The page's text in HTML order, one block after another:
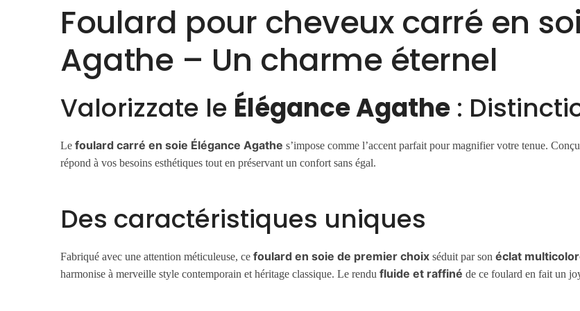
Foulard pour cheveux carré en
Agathe – Un charme éternel
Valorizzate le Élégance Agathe :
Lefoulard carré en soie Élégance Agathe s’impose comme l’accent parfait pour magnifier votre tenue.
répond à vos besoins esthétiques tout en préservant un confort sans égal.
Des caractéristiques uniques
Fabriqué avec une attention méticuleuse, cefoulard en soie de premier choix séduit par sonéclat
harmonise à merveille style contemporain et héritage classique. Le rendufluide et raffiné de ce foulard en fait un